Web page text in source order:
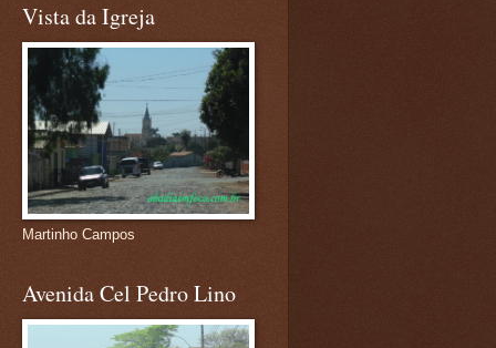
Vista da Igreja
Martinho Campos
Avenida Cel Pedro Lino